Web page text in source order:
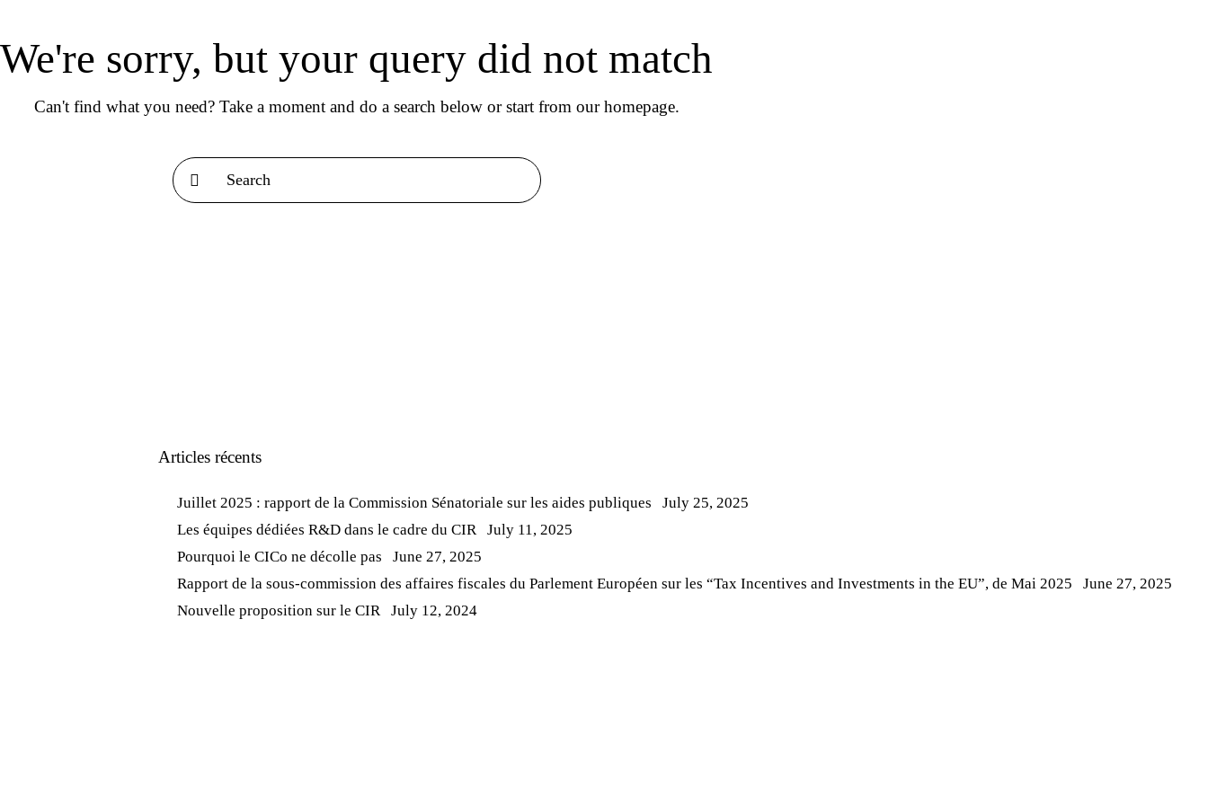
We're sorry, but your query did not match
Can't find what you need? Take a moment and do a search below or start from our homepage.
Articles récents
Juillet 2025 : rapport de la Commission Sénatoriale sur les aides publiques
July 25, 2025
Les équipes dédiées R&D dans le cadre du CIR
July 11, 2025
Pourquoi le CICo ne décolle pas
June 27, 2025
Rapport de la sous-commission des affaires fiscales du Parlement Européen sur les “Tax Incentives and Investments in the EU”, de Mai 2025
June 27, 2025
Nouvelle proposition sur le CIR
July 12, 2024